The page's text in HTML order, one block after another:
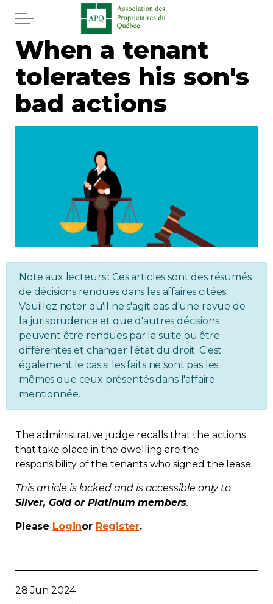
Skip to main content
Home
Services
Word of the editor
Regulation
Condo
Environment
Various
App APQ
Media
FAQ
When a tenant
tolerates his son's
bad actions
Note aux lecteurs : Ces articles sont des résumés
de décisions rendues dans les affaires citées.
Veuillez noter qu'il ne s'agit pas d'une revue de
la jurisprudence et que d'autres décisions
peuvent être rendues par la suite ou être
différentes et changer l'état du droit. C'est
également le cas si les faits ne sont pas les
mêmes que ceux présentés dans l'affaire
mentionnée.
The administrative judge recalls that the actions
that take place in the dwelling are the
responsibility of the tenants who signed the lease.
This article is locked and is accessible only to
Silver, Gold or Platinum members.
Please Loginor Register.
28 Jun 2024